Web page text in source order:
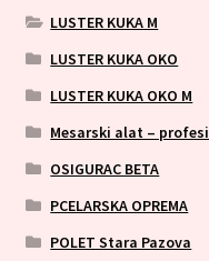
LUSTER KUKA M
LUSTER KUKA OKO
LUSTER KUKA OKO M
Mesarski alat –
OSIGURAC BETA
PCELARSKA OPREMA
POLET Stara Pazova